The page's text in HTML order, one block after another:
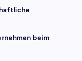
beim